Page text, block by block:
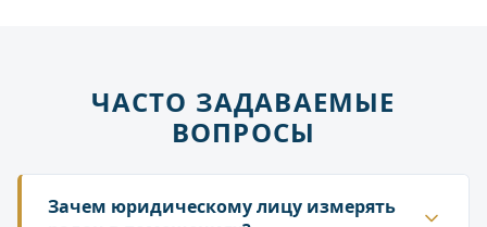
ЧАСТО ЗАДАВАЕМЫЕ
ВОПРОСЫ
Зачем юридическому лицу измерять